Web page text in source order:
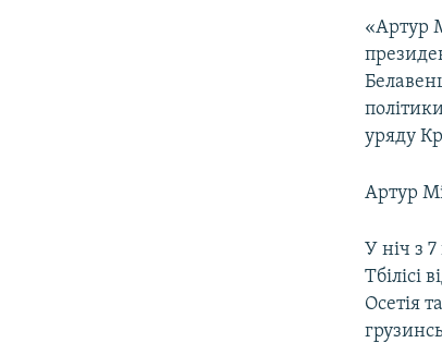
«Артур
уряду
Артур
У ніч з 7
Тбілісі
Осетія